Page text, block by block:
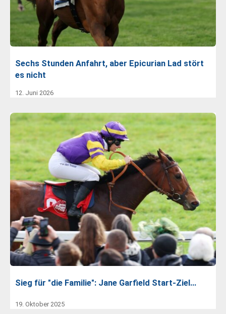
Sechs Stunden Anfahrt, aber Epicurian Lad stört
es nicht
12. Juni 2026
Sieg für "die Familie": Jane Garfield Start-Ziel…
19. Oktober 2025